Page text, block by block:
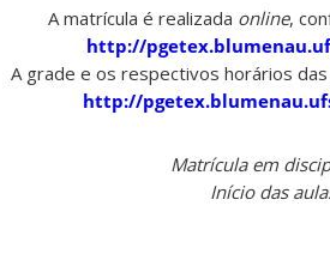
A matrícula é realizada online,
http://
A grade e os respectivos horários
http://
Matrícula em
Início das